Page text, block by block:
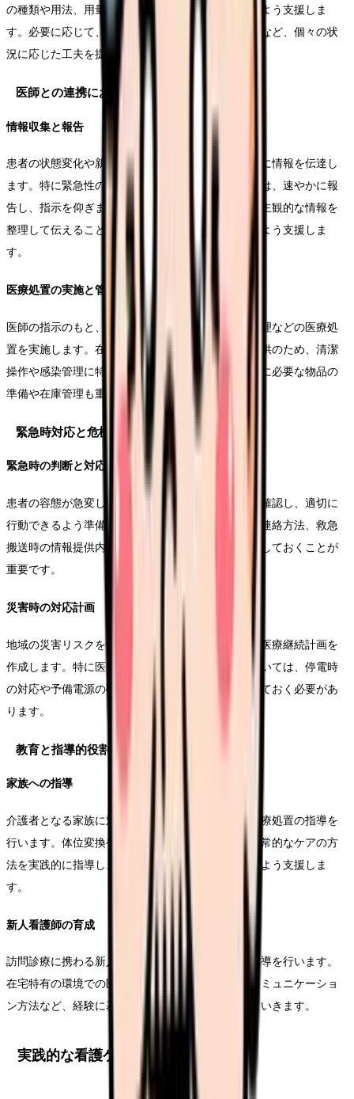
の種類や用法、用量を確認し、確実な服薬ができるよう支援しま
す。必要に応じて、一包化や服薬カレンダーの活用など、個々の状
況に応じた工夫を提案します。
医師との連携における中心的役割
情報収集と報告
患者の状態変化や新たな症状について、医師に適切に情報を伝達し
ます。特に緊急性の高い症状や異常値を認めた場合は、速やかに報
告し、指示を仰ぎます。その際、客観的なデータと主観的な情報を
整理して伝えることで、医師が適切な判断を下せるよう支援しま
す。
医療処置の実施と管理
医師の指示のもと、点滴や褥瘡処置、カテーテル管理などの医療処
置を実施します。在宅という環境での安全な医療提供のため、清潔
操作や感染管理に特に注意を払います。また、処置に必要な物品の
準備や在庫管理も重要な業務となります。
緊急時対応と危機管理
緊急時の判断と対応
患者の容態が急変した場合の対応手順をあらかじめ確認し、適切に
行動できるよう準備します。救急要請の判断基準や連絡方法、救急
搬送時の情報提供内容などを整理し、マニュアル化しておくことが
重要です。
災害時の対応計画
地域の災害リスクを把握し、患者ごとの避難計画や医療継続計画を
作成します。特に医療機器を使用している患者については、停電時
の対応や予備電源の確保など、具体的な対策を講じておく必要があ
ります。
教育と指導的役割
家族への指導
介護者となる家族に対して、基本的な介護技術や医療処置の指導を
行います。体位変換や移乗介助、口腔ケアなど、日常的なケアの方
法を実践的に指導し、安全で効果的な介護が行えるよう支援しま
す。
新人看護師の育成
訪問診療に携わる新人看護師に対して、実践的な指導を行います。
在宅特有の環境での医療提供や、患者・家族とのコミュニケーショ
ン方法など、経験に基づいた知識と技術を伝承していきます。
実践的な看護ケアの提供方法